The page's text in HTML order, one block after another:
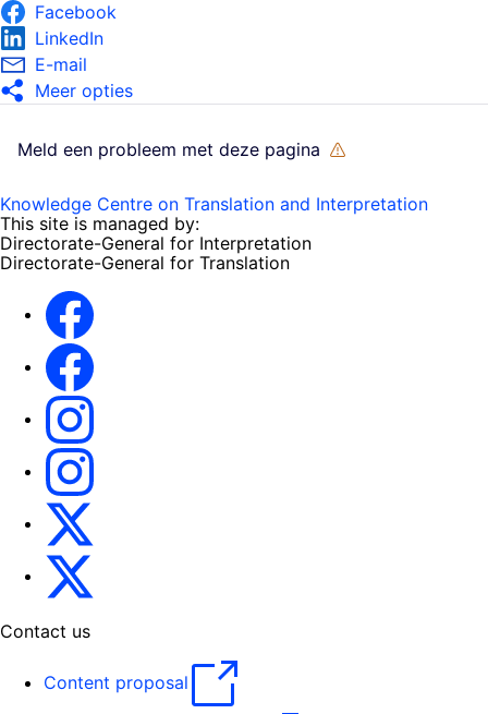
Facebook
LinkedIn
E-mail
Meer opties
Meld een probleem met deze pagina
Knowledge Centre on Translation and Interpretation
This site is managed by:
Directorate-General for Interpretation
Directorate-General for Translation
Contact us
Content proposal